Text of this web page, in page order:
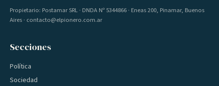
Propietario: Postamar SRL · DNDA Nº 5344866 · Eneas 200, Pinamar, Buenos
Aires · contacto@elpionero.com.ar
Secciones
Política
Sociedad